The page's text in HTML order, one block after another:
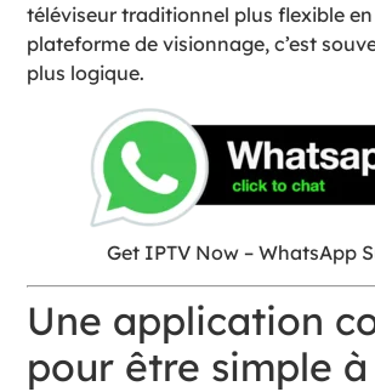
téléviseur traditionnel plus flexible
plateforme de visionnage, c’est
plus logique.
Get IPTV Now – WhatsApp
Une application
pour être simple